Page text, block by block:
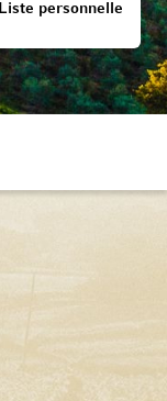
Liste personnelle